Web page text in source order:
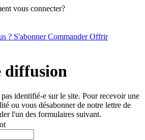
vous connecter?
? S'abonnerCommanderOffrir
diffusion
identifié-e sur le site. Pour recevoir une
ou vous désabonner de notre lettre de
l'un des formulaires suivant.